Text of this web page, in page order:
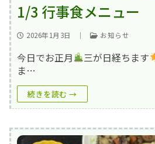
1/3 行事食メニュー
2026年1月3日 ｜ お知らせ
今日でお正月 三が日経ちます
ま…
続きを読む →